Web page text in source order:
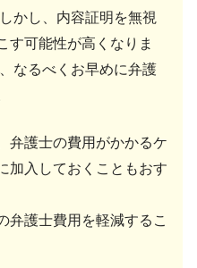
かし、内容証明を無視
す可能性が高くなりま
なるべくお早めに弁護
弁護士の費用がかかるケ
加入しておくこともおす
弁護士費用を軽減するこ